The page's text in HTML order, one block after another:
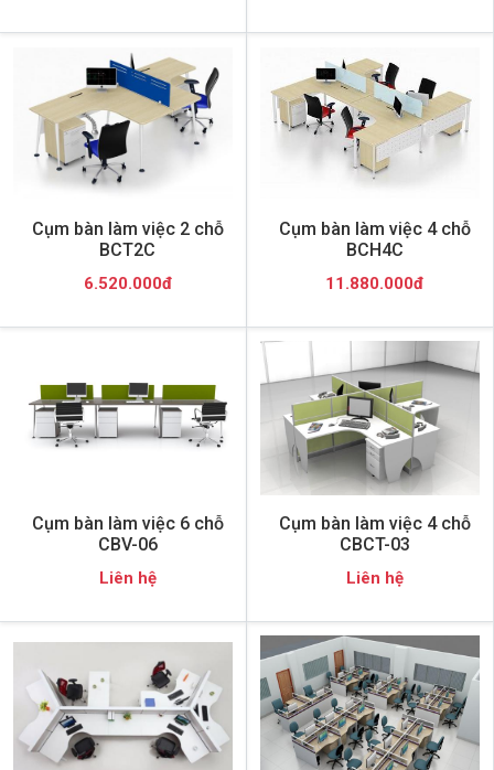
Cụm bàn làm việc 2 chỗ
BCT2C
6.520.000đ
Cụm bàn làm việc 4 chỗ
BCH4C
11.880.000đ
Cụm bàn làm việc 6 chỗ
CBV-06
Liên hệ
Cụm bàn làm việc 4 chỗ
CBCT-03
Liên hệ